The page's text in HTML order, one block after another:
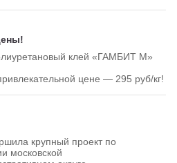
клей «ГАМБИТ М»
цене — 295 руб/кг!
крупный проект по
московской